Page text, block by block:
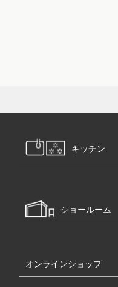
キッチン
ショールーム
オンラインショップ